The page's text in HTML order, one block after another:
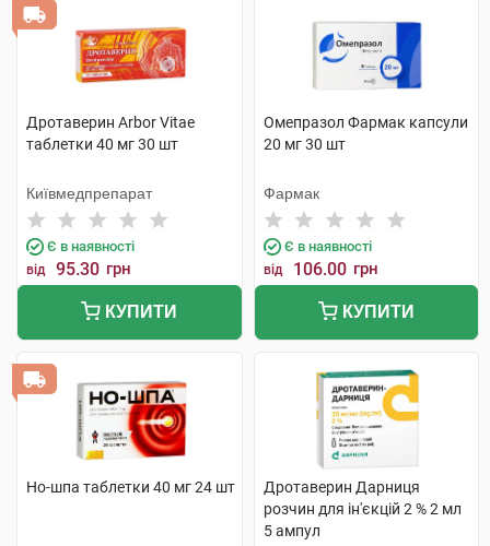
Дротаверин Arbor Vitae
таблетки 40 мг 30 шт
Київмедпрепарат
Є в наявності
від 95.30 грн
КУПИТИ
Омепразол Фармак капсули
20 мг 30 шт
Фармак
Є в наявності
від 106.00 грн
КУПИТИ
Но-шпа таблетки 40 мг 24 шт
Дротаверин Дарниця
розчин для ін'єкцій 2 % 2 мл
5 ампул